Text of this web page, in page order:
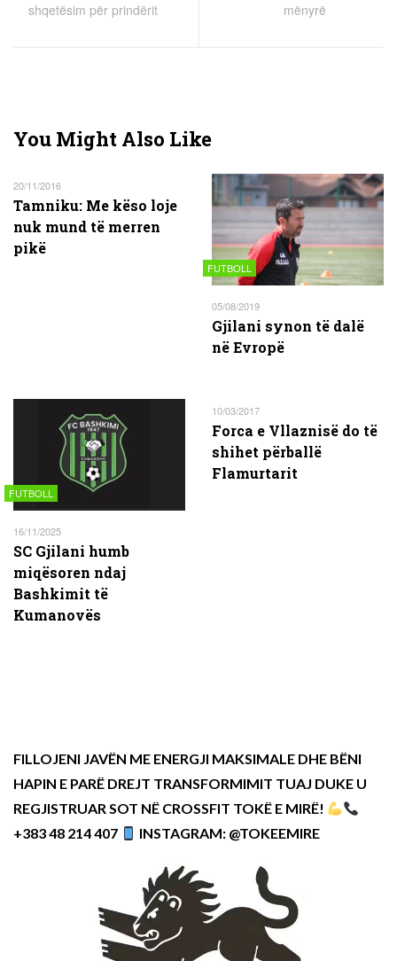
shqetësim për prindërit
mënyrë
You Might Also Like
20/11/2016
Tamniku: Me këso loje
nuk mund të merren
pikë
FUTBOLL
05/08/2019
Gjilani synon të dalë
në Evropë
FUTBOLL
16/11/2025
SC Gjilani humb
miqësoren ndaj
Bashkimit të
Kumanovës
10/03/2017
Forca e Vllaznisë do të
shihet përballë
Flamurtarit
FILLOJENI JAVËN ME ENERGJI MAKSIMALE DHE BËNI
HAPIN E PARË DREJT TRANSFORMIMIT TUAJ DUKE U
REGJISTRUAR SOT NË CROSSFIT TOKË E MIRË!
+383 48 214 407
INSTAGRAM: @TOKEEMIRE